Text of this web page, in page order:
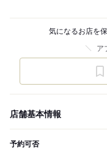
気になるお店を
ア
店舗基本情報
予約可否